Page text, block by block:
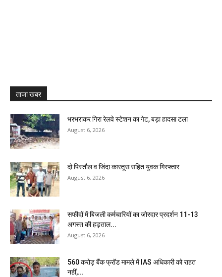
ताजा खबर
भरभराकर गिरा रेलवे स्टेशन का गेट, बड़ा हादसा टला
August 6, 2026
दो पिस्तौल व जिंदा कारतूस सहित युवक गिरफ्तार
August 6, 2026
सफीदों में बिजली कर्मचारियों का जोरदार प्रदर्शन 11-13
अगस्त की हड़ताल...
August 6, 2026
₹560 करोड़ बैंक फ्रॉड मामले में IAS अधिकारी को राहत
नहीं,...